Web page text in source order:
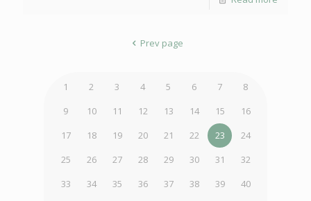
Prev page
1 2 3 4 5 6 7
8
9
10 11 12 13 14 15
16
17
18 19 20 21 22 23
24
25
26 27 28 29 30 31
32
33
34 35 36 37 38 39
40